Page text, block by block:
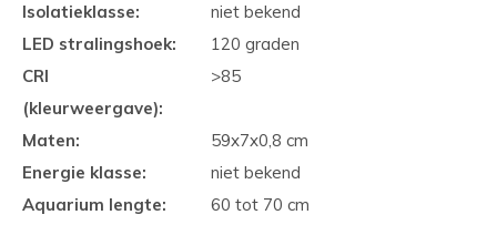
Isolatieklasse:
niet bekend
LED stralingshoek:
120 graden
CRI
(kleurweergave):
>85
Maten:
59x7x0,8 cm
Energie klasse:
niet bekend
Aquarium lengte:
60 tot 70 cm